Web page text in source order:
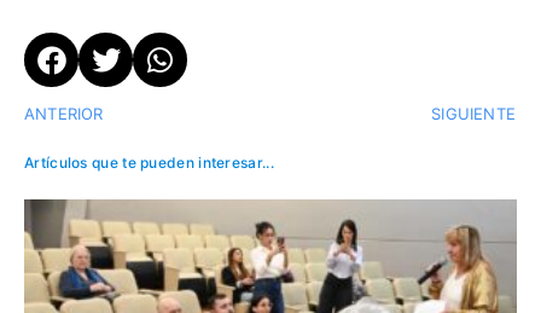
ANTERIOR SIGUIENTE
Artículos que te pueden interesar...